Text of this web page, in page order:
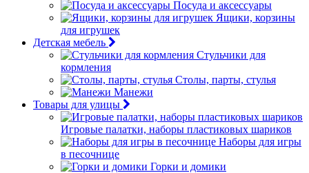
Посуда и аксессуары
Ящики, корзины
для игрушек
Детская мебель
Стульчики для
кормления
Столы, парты, стулья
Манежи
Товары для улицы
Игровые палатки, наборы пластиковых шариков
Наборы для игры
в песочнице
Горки и домики